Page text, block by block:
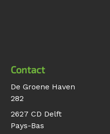
Contact
De Groene Haven
282
2627 CD Delft
Pays-Bas